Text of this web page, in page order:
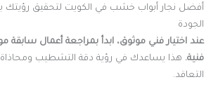
أفضل نجار أبواب خشب في الكويت لتحقيق رؤيتك
الجودة
عند اختيار فني موثوق، ابدأ بمراجعة أعمال سابقة
فنية. هذا يساعدك في رؤية دقة التشطيب
التعاقد.